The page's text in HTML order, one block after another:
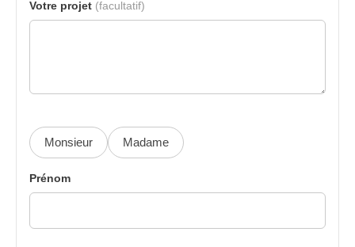
Votre projet (facultatif)
Monsieur Madame
Prénom